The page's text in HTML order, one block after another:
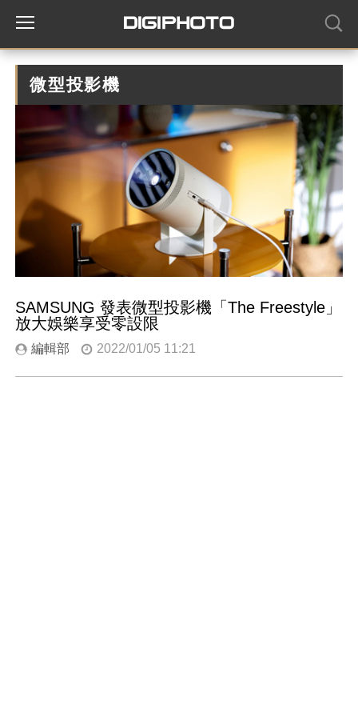
微型投影機
SAMSUNG 發表微型投影機「The Freestyle」
放大娛樂享受零設限
編輯部 2022/01/05 11:21